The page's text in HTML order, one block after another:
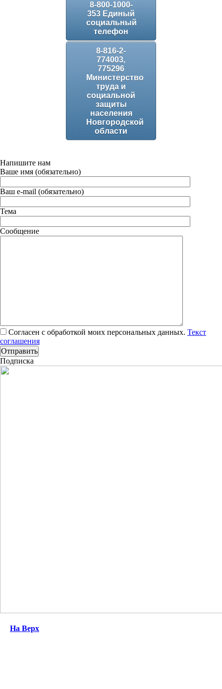
8-800-1000-
353 Единый
социальный
телефон
8-816-2-
774003,
775296
Министерство
труда и
социальной
защиты
населения
Новгородской
области
Напишите нам
Ваше имя (обязательно)
Ваш e-mail (обязательно)
Тема
Сообщение
Согласен с обработкой моих персональных данных. Текст
соглашения
Подписка
На Верх